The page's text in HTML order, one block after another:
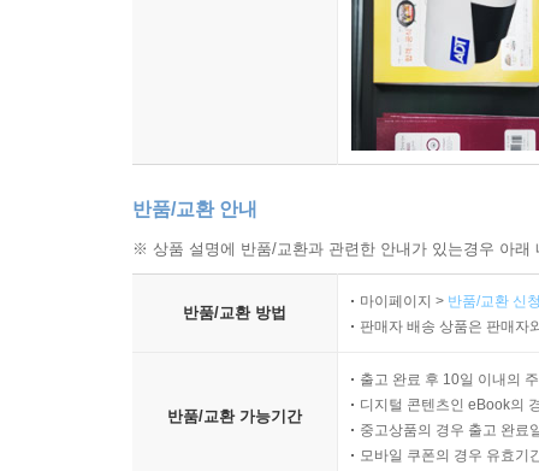
반품/교환 안내
※ 상품 설명에 반품/교환과 관련한 안내가 있는경우 아
반품/교환 방법
마이페이지 > 반품/교환 신
판매자 배송 상품은 판매자
반품/교환 가능기간
출고 완료 후 10일 이내의
디지털 콘텐츠인 eBook의
중고상품의 경우 출고 완료
모바일 쿠폰의 경우 유효기